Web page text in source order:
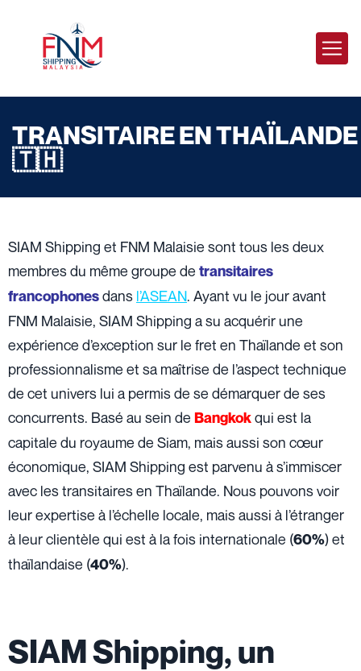
TRANSITAIRE EN THAÏLANDE
🇹🇭
SIAM Shipping et FNM Malaisie sont tous les deux
membres du même groupe de transitaires
francophonesdans l’ASEAN. Ayant vu le jour avant
FNM Malaisie, SIAM Shipping a su acquérir une
expérience d’exception sur le fret en Thaïlande et son
professionnalisme et sa maîtrise de l’aspect technique
de cet univers lui a permis de se démarquer de ses
concurrents. Basé au sein de Bangkokqui est la
capitale du royaume de Siam, mais aussi son cœur
économique, SIAM Shipping est parvenu à s’immiscer
avec les transitaires en Thaïlande. Nous pouvons voir
leur expertise à l’échelle locale, mais aussi à l’étranger
à leur clientèle qui est à la fois internationale (60%) et
thaïlandaise (40%).
SIAM Shipping, un